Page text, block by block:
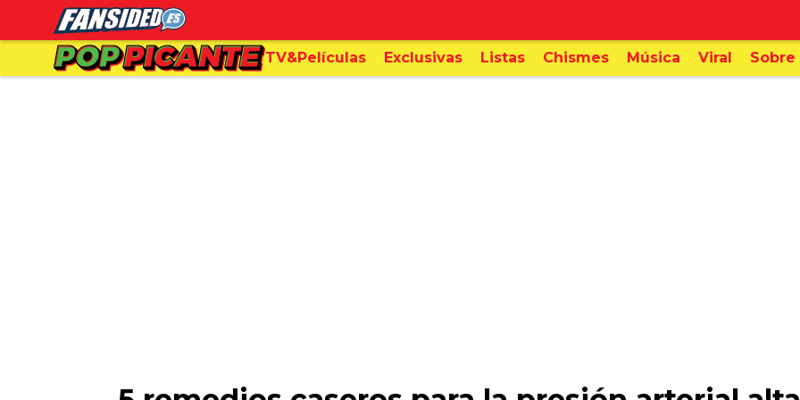
TV&Películas Exclusivas Listas Chismes Música Viral Sobre